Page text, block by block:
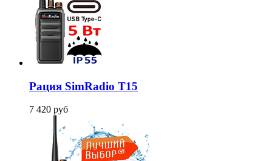
Рация SimRadio T15
7 420 руб